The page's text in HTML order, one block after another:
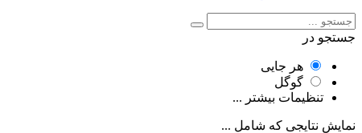
جستجو در
هر جایی
گوگل
تنظیمات بیشتر ...
نمایش نتایجی که شامل ...